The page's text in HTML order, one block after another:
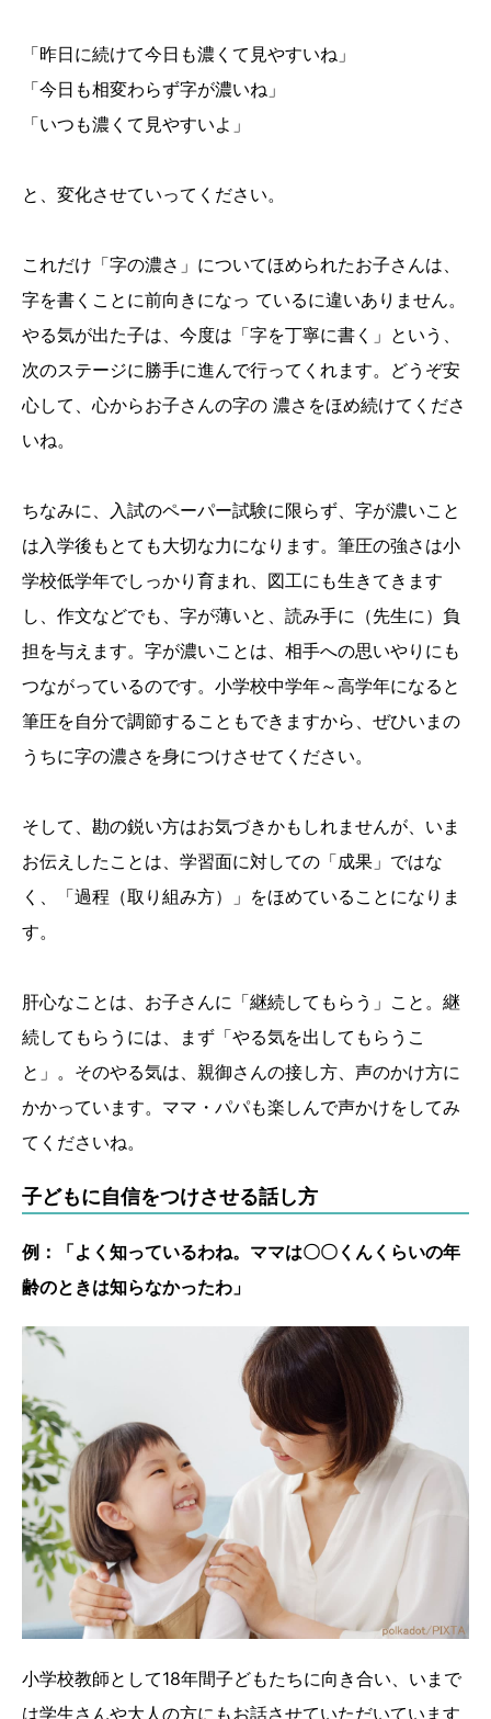
「昨日に続けて今日も濃くて見やすいね」
「今日も相変わらず字が濃いね」
「いつも濃くて見やすいよ」
と、変化させていってください。
これだけ「字の濃さ」についてほめられたお子さんは、
字を書くことに前向きになっ ているに違いありません。
やる気が出た子は、今度は「字を丁寧に書く」という、
次のステージに勝手に進んで行ってくれます。どうぞ安
心して、心からお子さんの字の 濃さをほめ続けてくださ
いね。
ちなみに、入試のペーパー試験に限らず、字が濃いこと
は入学後もとても大切な力になります。筆圧の強さは小
学校低学年でしっかり育まれ、図工にも生きてきます
し、作文などでも、字が薄いと、読み手に（先生に）負
担を与えます。字が濃いことは、相手への思いやりにも
つながっているのです。小学校中学年～高学年になると
筆圧を自分で調節することもできますから、ぜひいまの
うちに字の濃さを身につけさせてください。
そして、勘の鋭い方はお気づきかもしれませんが、いま
お伝えしたことは、学習面に対しての「成果」ではな
く、「過程（取り組み方）」をほめていることになりま
す。
肝心なことは、お子さんに「継続してもらう」こと。継
続してもらうには、まず「やる気を出してもらうこ
と」。そのやる気は、親御さんの接し方、声のかけ方に
かかっています。ママ・パパも楽しんで声かけをしてみ
てくださいね。
子どもに自信をつけさせる話し方
例：「よく知っているわね。ママは〇〇くんくらいの年
齢のときは知らなかったわ」
小学校教師として18年間子どもたちに向き合い、いまで
は学生さんや大人の方にもお話させていただいています